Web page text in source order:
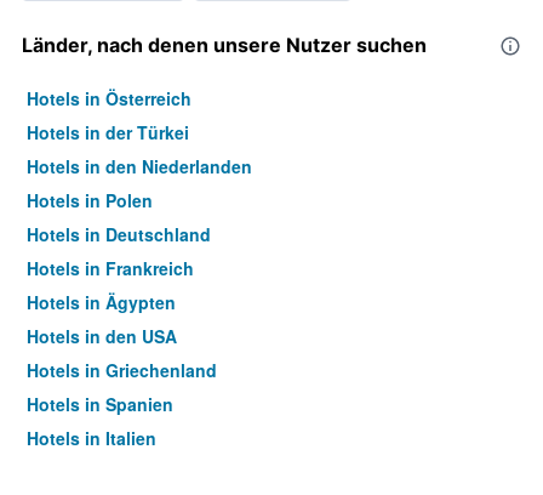
Länder, nach denen unsere Nutzer suchen
Hotels in Österreich
Hotels in der Türkei
Hotels in den Niederlanden
Hotels in Polen
Hotels in Deutschland
Hotels in Frankreich
Hotels in Ägypten
Hotels in den USA
Hotels in Griechenland
Hotels in Spanien
Hotels in Italien